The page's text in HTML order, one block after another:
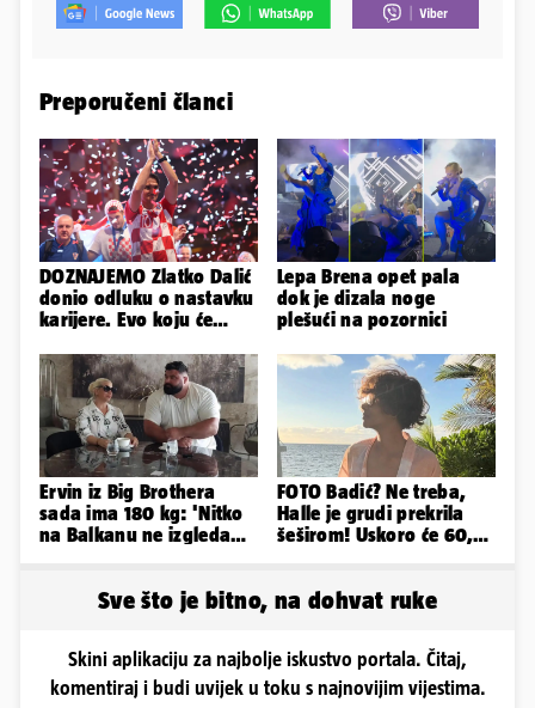
Preporučeni članci
DOZNAJEMO Zlatko Dalić
donio odluku o nastavku
karijere. Evo koju će
Lepa Brena opet pala
dok je dizala noge
plešući na pozornici
Ervin iz Big Brothera
sada ima 180 kg: 'Nitko
na Balkanu ne izgleda
FOTO Badić? Ne treba,
Halle je grudi prekrila
šeširom! Uskoro će 60,
Sve što je bitno, na dohvat ruke
Skini aplikaciju za najbolje iskustvo portala. Čitaj,
komentiraj i budi uvijek u toku s najnovijim vijestima.